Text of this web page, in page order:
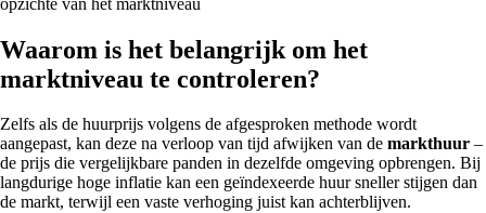
Waarom is het belangrijk om het
marktniveau te controleren?
Zelfs als de huurprijs volgens de afgesproken methode wordt
aangepast, kan deze na verloop van tijd afwijken van de markthuur –
de prijs die vergelijkbare panden in dezelfde omgeving opbrengen. Bij
langdurige hoge inflatie kan een geïndexeerde huur sneller stijgen dan
de markt, terwijl een vaste verhoging juist kan achterblijven.